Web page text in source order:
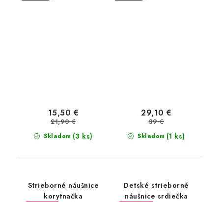
Skladom (3 ks)
15,50 €
21,90 €
Skladom (1 ks)
29,10 €
39 €
Strieborné náušnice
korytnačka
Detské strieborné
náušnice srdiečka